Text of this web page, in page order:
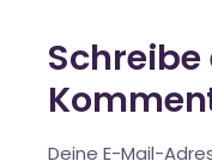
Schreibe
Deine E-Mail-